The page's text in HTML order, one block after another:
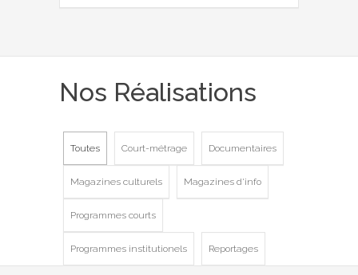
Nos Réalisations
Toutes Court-métrage Documentaires
Magazines culturels Magazines d'info
Programmes courts
Programmes institutionels Reportages